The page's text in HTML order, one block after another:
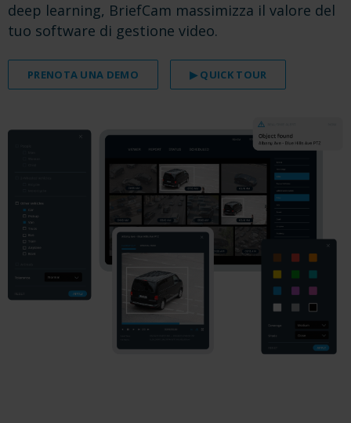
deep learning, BriefCam massimizza il valore del
tuo software di gestione video.
PRENOTA UNA DEMO ▶ QUICK TOUR